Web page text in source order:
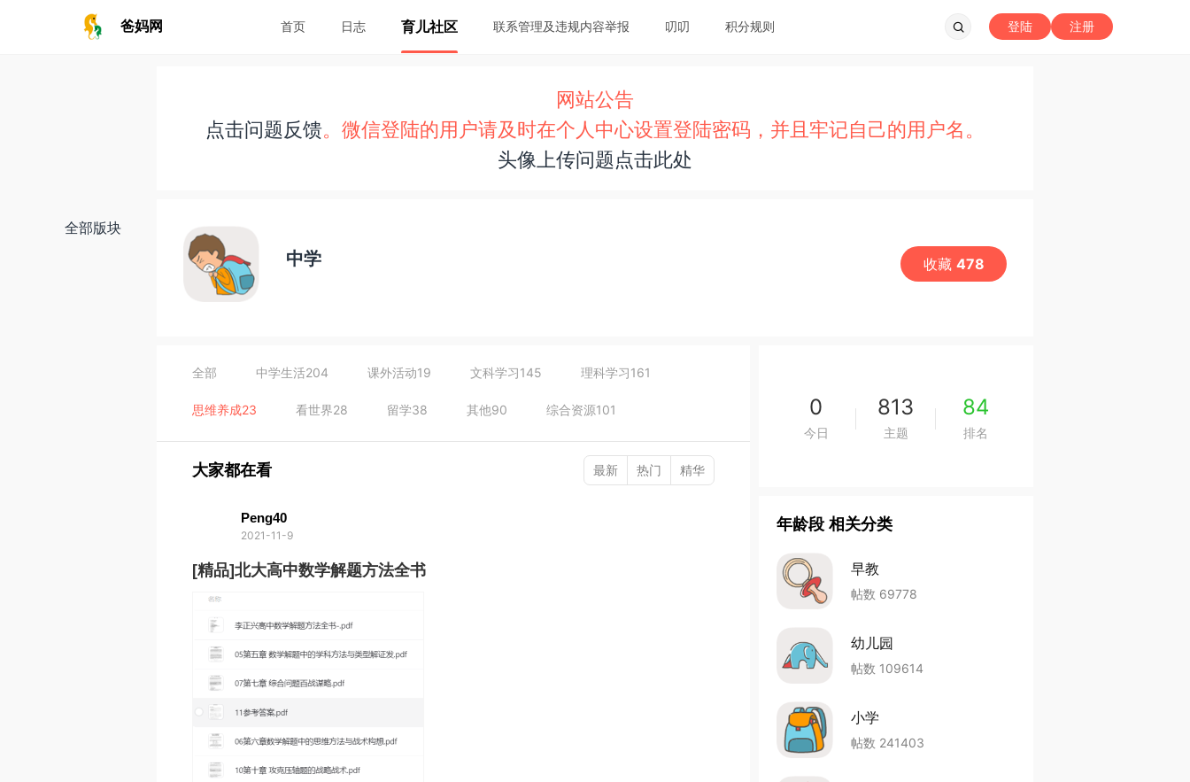
爸妈网 首页 日志 育儿社区 联系管理及违规内容举报 叨叨 积分规则 注册
登陆
网站公告
点击问题反馈。微信登陆的用户请及时在个人中心设置登陆密码，并且牢记自己的用户名。
头像上传问题点击此处
全部版块
收藏 478
中学
全部 中学生活204 课外活动19 文科学习145 理科学习161
思维养成23 看世界28 留学38 其他90 综合资源101
大家都在看 最新 热门 精华
Peng40
2021-11-9
[精品]北大高中数学解题方法全书
0
今日
813
主题
84
排名
年龄段 相关分类
早教
帖数 69778
幼儿园
帖数 109614
小学
帖数 241403